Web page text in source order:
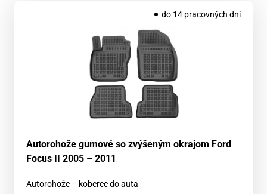
do 14 pracovných dní
Autorohože gumové so zvýšeným okrajom Ford
Focus II 2005 – 2011
Autorohože – koberce do auta